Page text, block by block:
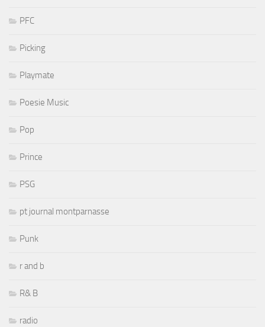
PFC
Picking
Playmate
Poesie Music
Pop
Prince
PSG
pt journal montparnasse
Punk
r and b
R& B
radio